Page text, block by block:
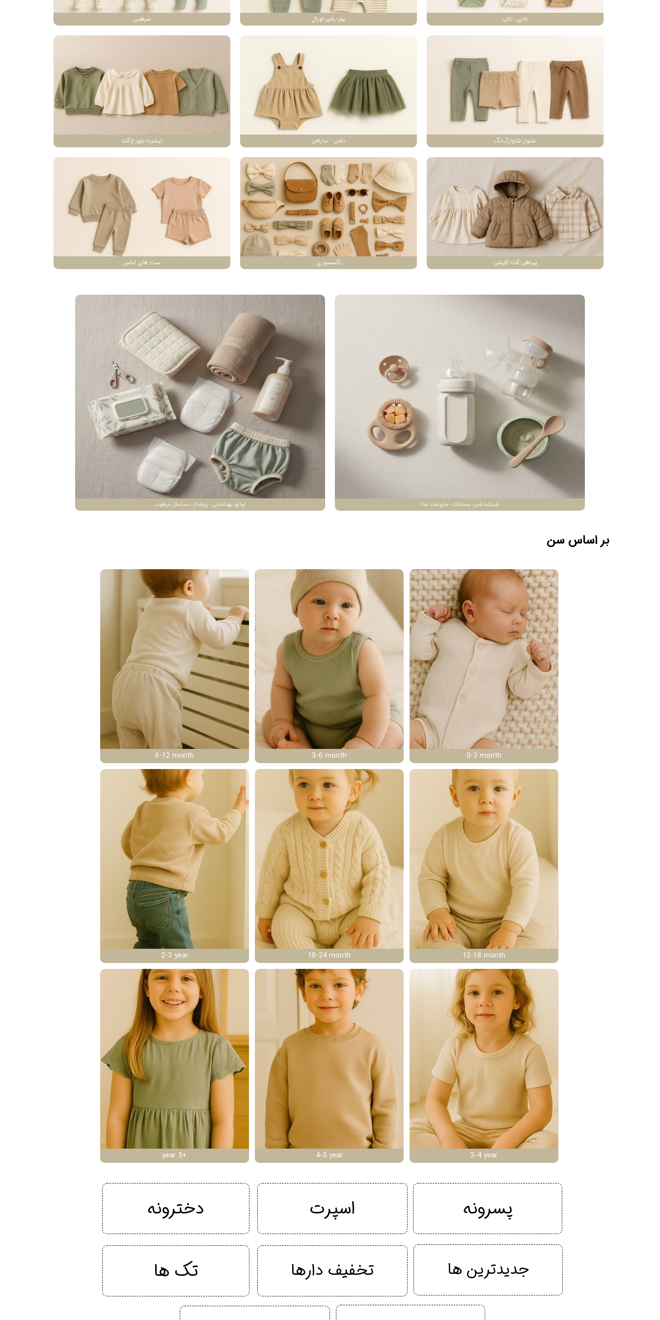
بادی - تاپ بیلر-رامپر-اورال سرهمی
شلوار-شلوارک-لگ دامن - سارافن تیشرت-بلوز-ژاکت
پیراهن-کت-کاپشن اکسسوری ست های لباس
شیشه شیر- پستانک- ملزومات غذا لوازم بهداشتی- زیرانداز- دستمال مرطوب
0-3 month
3-6 month
6-12 month
12-18 month
18-24 month
2-3 year
3-4 year
4-5 year
year 5+
بر اساس سن
پسرونه اسپرت دخترونه
جدیدترین ها تک ها تخفیف دارها